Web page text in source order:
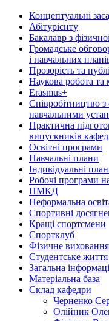
Концептуальні
Абітурієнту
Бакалавр з
Громадське
і навчальних
Прозорість та
Наукова робота та
Erasmus+
Співробітництво
навчальними
Практична
випускників
Освітні програми
Навчальні плани
Індивідуальні
Робочі програми
НМКД
Неформальна
Спортивні
Кращі спортсмени
Спортклуб
Фізичне виховання
Студентське життя
Загальна
Матеріальна база
Склад кафедри
Черненко
Олійник